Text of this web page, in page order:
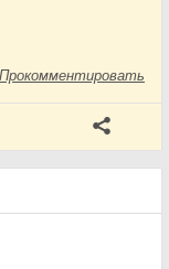
Прокомментировать